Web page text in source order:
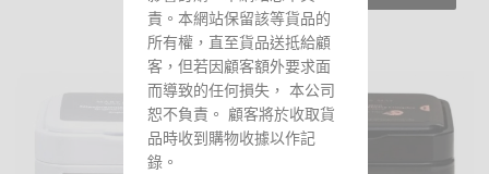
泥膜
責。本網站保留該等貨品的
所有權，直至貨品送抵給顧
客，但若因顧客額外要求面
而導致的任何損失， 本公司
恕不負責。 顧客將於收取貨
品時收到購物收據以作記
錄。